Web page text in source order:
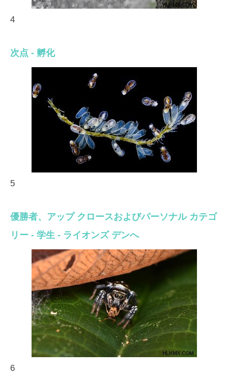
4
次点 - 孵化
5
優勝者、アップ クロースおよびパーソナル カテゴ
リー - 学生 - ライオンズ デンへ
6